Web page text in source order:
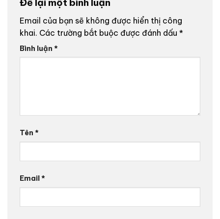
Để lại một bình luận
Email của bạn sẽ không được hiển thị công
khai. Các trường bắt buộc được đánh dấu *
Bình luận *
Tên *
Email*